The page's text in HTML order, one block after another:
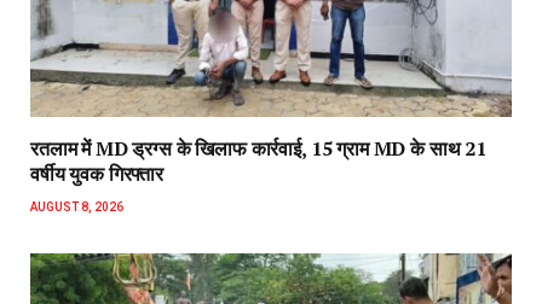
रतलाम में MD ड्रग्स के खिलाफ कार्रवाई, 15 ग्राम MD के साथ 21
वर्षीय युवक गिरफ्तार
AUGUST 8, 2026